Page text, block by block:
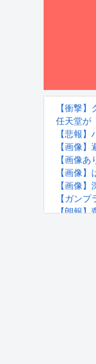
【衝撃
任天堂が
【悲報
【画像
【画像
【画像
【画像
【ガン
【朗報】